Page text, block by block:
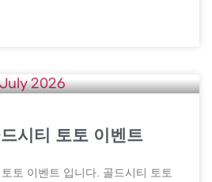
시티 토토 이벤트
토 이벤트 입니다. 골드시티 토토